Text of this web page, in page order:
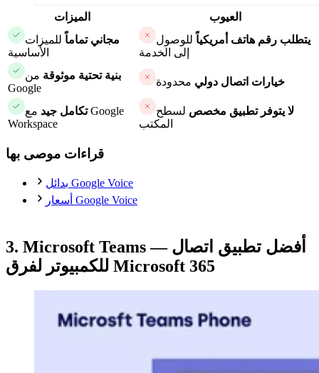
الميزات
العيوب
مجاني تماماً للميزات
الأساسية
يتطلب رقم هاتف أمريكياً للوصول
إلى الخدمة
بنية تحتية موثوقة من
Google
خيارات اتصال دولي محدودة
تكامل جيد مع Google
Workspace
لا يتوفر تطبيق مخصص لسطح
المكتب
قراءات موصى بها
بدائل Google Voice
أسعار Google Voice
3. Microsoft Teams — أفضل تطبيق اتصال
للكمبيوتر لفرق Microsoft 365